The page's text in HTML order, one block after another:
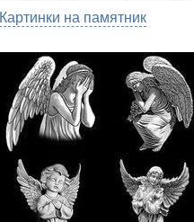
Картинки на памятник